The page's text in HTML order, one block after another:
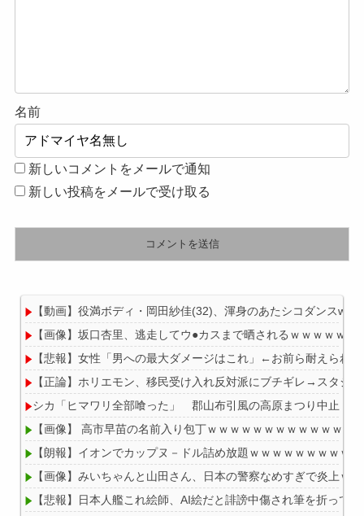
名前
新しいコメントをメールで通知
新しい投稿をメールで受け取る
【動画】役満ボディ・岡田紗佳(32)、渾身のあたシコダンス
【画像】坂口杏里、逃走してウ●カスまで晒されるｗｗｗｗｗ
【悲報】女性「男への最大ダメージはこれ」←お前ら耐えられ
【正論】ホリエモン、移民受け入れ反対派にブチギレ→スタジ
シカ「ヒマワリ全部喰った」 郡山布引風の高原まつり中止
【画像】 高市早苗の名前入り包丁ｗｗｗｗｗｗｗｗｗｗｗｗｗ
【朗報】イオンでカップヌ－ドル詰め放題ｗｗｗｗｗｗｗｗｗ
【画像】みいちゃんと山田さん、日本の警察なめすぎで炎上ｗ
【悲報】日本人艦これ絵師、AI絵だと誹謗中傷され筆を折って